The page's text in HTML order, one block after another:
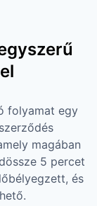
folyamat egy
magában
5 percet
és